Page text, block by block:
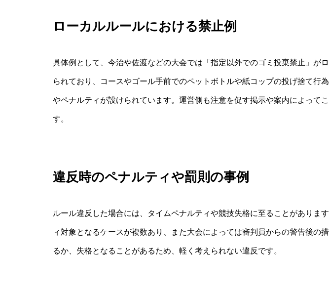
ローカルルールにおける禁止例
具体例として、今治や佐渡などの大会では「指定以外でのゴミ投棄禁止」が
られており、コースやゴール手前でのペットボトルや紙コップの投げ捨て行
やペナルティが設けられています。運営側も注意を促す掲示や案内によって
す。
違反時のペナルティや罰則の事例
ルール違反した場合には、タイムペナルティや競技失格に至ることがありま
ィ対象となるケースが複数あり、また大会によっては審判員からの警告後の
るか、失格となることがあるため、軽く考えられない違反です。